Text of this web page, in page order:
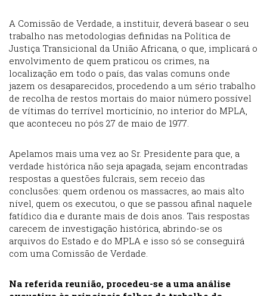
A Comissão de Verdade, a instituir, deverá basear o seu
trabalho nas metodologias definidas na Política de
Justiça Transicional da União Africana, o que, implicará o
envolvimento de quem praticou os crimes, na
localização em todo o país, das valas comuns onde
jazem os desaparecidos, procedendo a um sério trabalho
de recolha de restos mortais do maior número possível
de vítimas do terrível morticínio, no interior do MPLA,
que aconteceu no pós 27 de maio de 1977.
Apelamos mais uma vez ao Sr. Presidente para que, a
verdade histórica não seja apagada, sejam encontradas
respostas a questões fulcrais, sem receio das
conclusões: quem ordenou os massacres, ao mais alto
nível, quem os executou, o que se passou afinal naquele
fatídico dia e durante mais de dois anos. Tais respostas
carecem de investigação histórica, abrindo-se os
arquivos do Estado e do MPLA e isso só se conseguirá
com uma Comissão de Verdade.
Na referida reunião, procedeu-se a uma análise